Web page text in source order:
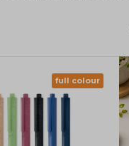
full colour